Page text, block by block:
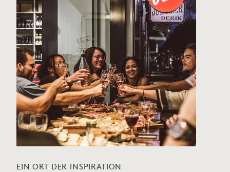
EIN ORT DER INSPIRATION